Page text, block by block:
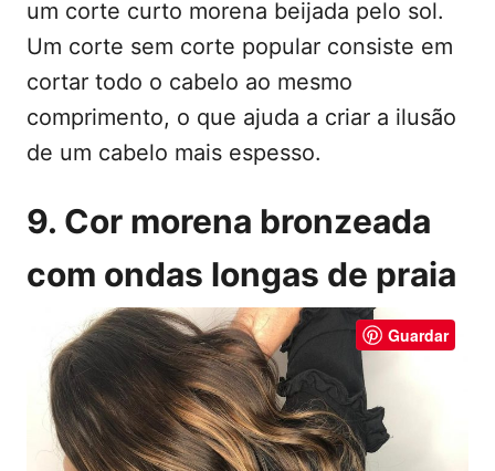
um corte curto morena beijada pelo sol.
Um corte sem corte popular consiste em
cortar todo o cabelo ao mesmo
comprimento, o que ajuda a criar a ilusão
de um cabelo mais espesso.
9. Cor morena bronzeada
com ondas longas de praia
Guardar